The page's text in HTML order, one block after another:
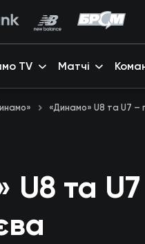
TV Матчі
«Динамо» U8 та U7 –
U8 та